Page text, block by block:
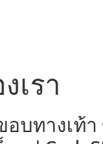
เรา
บทางเท้